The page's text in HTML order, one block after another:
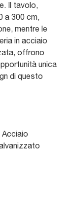
Il tavolo,
a 300 cm,
mentre le
in acciaio
offrono
unica
di questo
Acciaio